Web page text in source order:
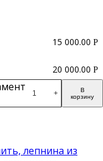
+
В
корзину
15 000.00 Р
20 000.00 Р